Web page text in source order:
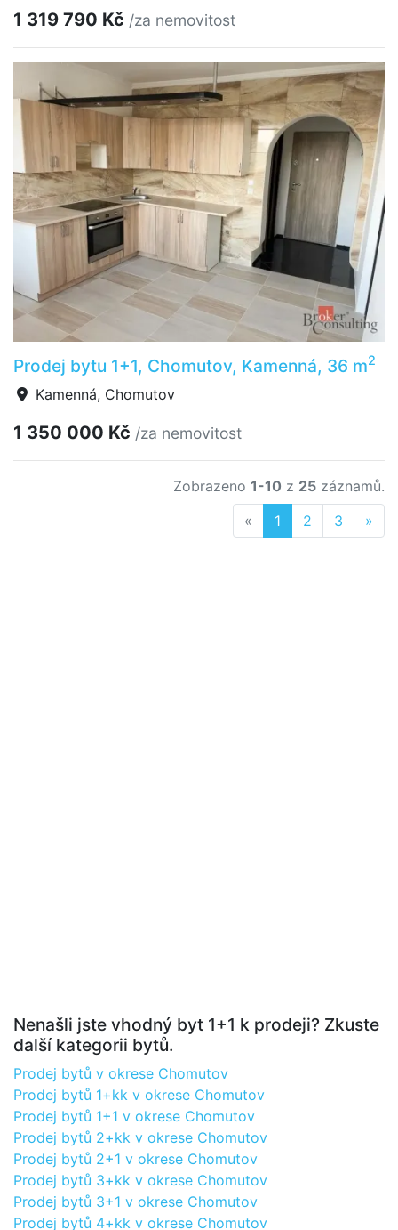
1 319 790 Kč /za nemovitost
Prodej bytu 1+1, Chomutov, Kamenná, 36 m2
Kamenná, Chomutov
1 350 000 Kč /za nemovitost
Zobrazeno 1-10 z 25 záznamů.
« Previous
1 2 3 »
Nenašli jste vhodný byt 1+1 k prodeji? Zkuste
další kategorii bytů.
Prodej bytů v okrese Chomutov
Prodej bytů 1+kk v okrese Chomutov
Prodej bytů 1+1 v okrese Chomutov
Prodej bytů 2+kk v okrese Chomutov
Prodej bytů 2+1 v okrese Chomutov
Prodej bytů 3+kk v okrese Chomutov
Prodej bytů 3+1 v okrese Chomutov
Prodej bytů 4+kk v okrese Chomutov